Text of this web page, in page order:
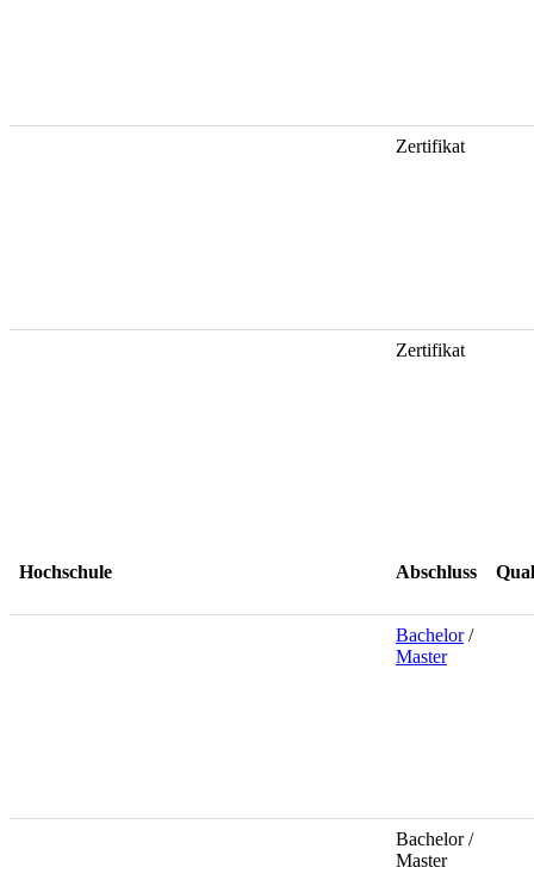
Zertifikat
Zertifikat
Hochschule Abschluss
Bachelor/
Master
Bachelor /
Master